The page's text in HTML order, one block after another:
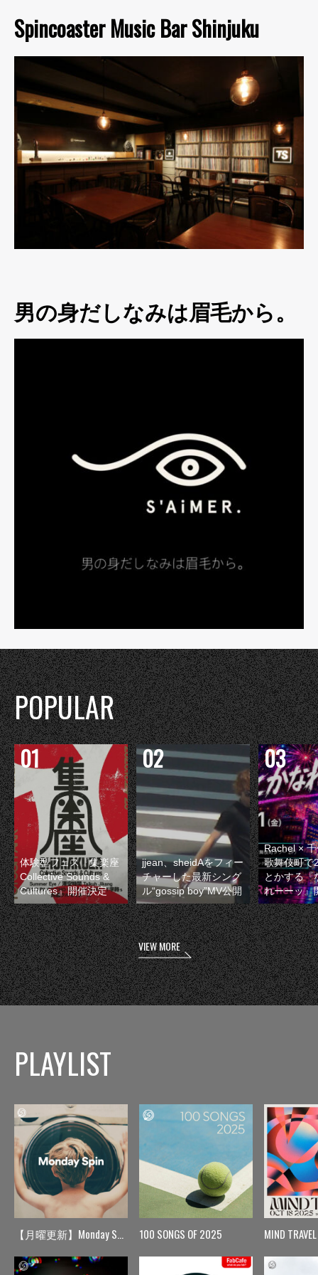
Spincoaster Music Bar Shinjuku
男の身だしなみは眉毛から。
POPULAR
体験型フェス『集楽座
Collective Sounds &
Cultures』開催決定
jjean、sheidAをフィー
チャーした最新シング
ル“gossip boy”MV公開
Rachel ×
歌舞伎町で
とかする『
れーーッ』
VIEW MORE
PLAYLIST
【月曜更新】Monday Spin 100 SONGS OF 2025 MIND TRAVEL